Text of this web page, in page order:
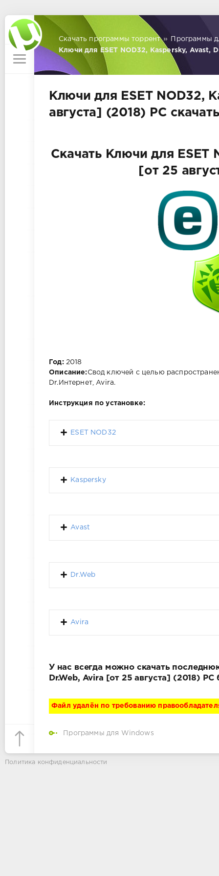
Скачать программы торрент »
Программы
Ключи для ESET NOD32, Kaspersky, Avast,
Ключи для ESET NOD32,
августа] (2018) PC
Скачать Ключи для ESET
[от 25
Год: 2018
Описание:Свод ключей с целью
Dr.Интернет, Avira.
Инструкция по установке:
ESET NOD32
Kaspersky
Avast
Dr.Web
Avira
У нас всегда можно скачать
Dr.Web, Avira [от 25 августа] (2018)
Файл удалён по требованию
Программы для Windows
Политика конфиденциальности